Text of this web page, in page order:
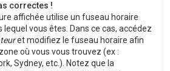
correctes !
affichée utilise un fuseau horaire
vous êtes. Dans ce cas, accédez
et modifiez le fuseau horaire afin
où vous vous trouvez (ex :
Sydney, etc.). Notez que la